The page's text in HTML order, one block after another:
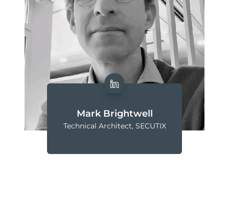
Mark Brightwell
Technical Architect, SECUTIX